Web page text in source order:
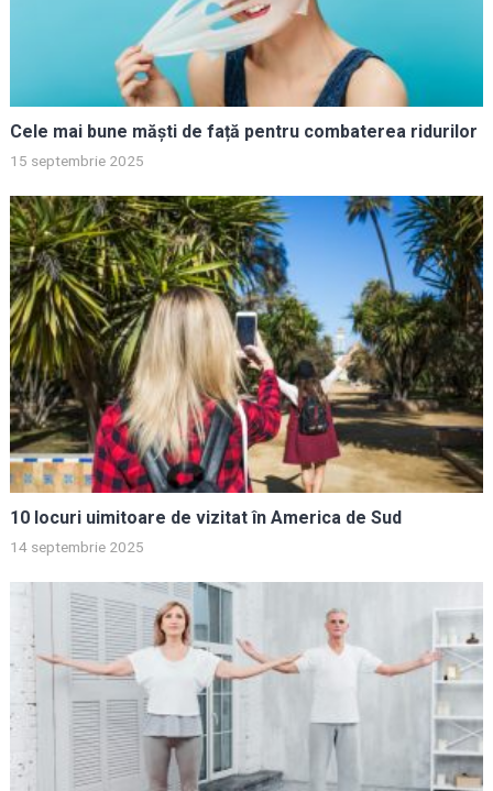
Cele mai bune măști de față pentru combaterea ridurilor
15 septembrie 2025
10 locuri uimitoare de vizitat în America de Sud
14 septembrie 2025